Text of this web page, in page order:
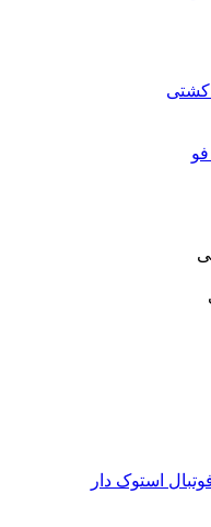
کشتی
استوک دار